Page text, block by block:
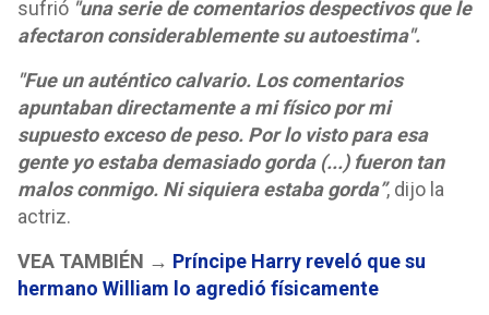
sufrió "una serie de comentarios despectivos que le
afectaron considerablemente su autoestima".
"Fue un auténtico calvario. Los comentarios
apuntaban directamente a mi físico por mi
supuesto exceso de peso. Por lo visto para esa
gente yo estaba demasiado gorda (...) fueron tan
malos conmigo. Ni siquiera estaba gorda”, dijo la
actriz.
VEA TAMBIÉN → Príncipe Harry reveló que su
hermano William lo agredió físicamente